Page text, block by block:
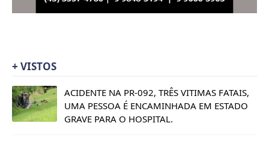
+ VISTOS
ACIDENTE NA PR-092, TRÊS VITIMAS FATAIS,
UMA PESSOA É ENCAMINHADA EM ESTADO
GRAVE PARA O HOSPITAL.